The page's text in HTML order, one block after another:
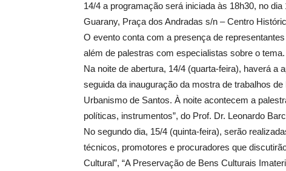
14/4 a programação será iniciada às 18h30, no
Guarany, Praça dos Andradas s/n – Centro
O evento conta com a presença de
além de palestras com especialistas sobre o tema.
Na noite de abertura, 14/4 (quarta-feira), haverá a
seguida da inauguração da mostra de trabalhos
Urbanismo de Santos. À noite acontecem a
políticas, instrumentos”, do Prof. Dr. Leonardo
No segundo dia, 15/4 (quinta-feira), serão
técnicos, promotores e procuradores que
Cultural”, “A Preservação de Bens Culturais